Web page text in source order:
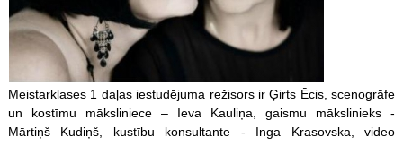
Meistarklases 1 daļas iestudējuma režisors ir Ģirts Ēcis, scenogrāfe
un kostīmu māksliniece – Ieva Kauliņa, gaismu mākslinieks -
Mārtiņš Kudiņš, kustību konsultante - Inga Krasovska, video